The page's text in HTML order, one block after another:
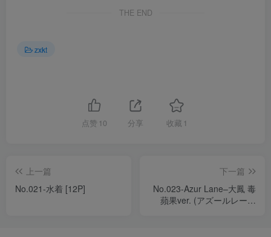
THE END
zxkt
点赞 10 分享 收藏 1
上一篇
No.021-水着 [12P]
下一篇
No.023-Azur Lane–大鳳 毒
蘋果ver. (アズールレーン